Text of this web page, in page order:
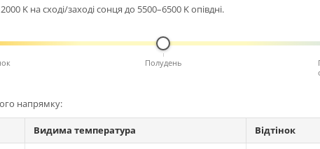
K на сході/заході сонця до 5500–6500 K опівдні.
Полудень
напрямку:
Видима температура
Відтінок